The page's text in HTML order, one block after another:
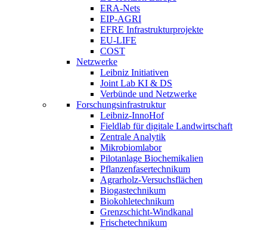
ERA-Nets
EIP-AGRI
EFRE Infrastrukturprojekte
EU-LIFE
COST
Netzwerke
Leibniz Initiativen
Joint Lab KI & DS
Verbünde und Netzwerke
Forschungsinfrastruktur
Leibniz-InnoHof
Fieldlab für digitale Landwirtschaft
Zentrale Analytik
Mikrobiomlabor
Pilotanlage Biochemikalien
Pflanzenfasertechnikum
Agrarholz-Versuchsflächen
Biogastechnikum
Biokohletechnikum
Grenzschicht-Windkanal
Frischetechnikum